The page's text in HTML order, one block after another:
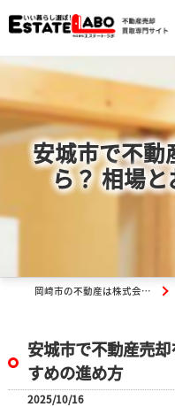
安城市で不動
ら？ 相場
岡崎市の不動産は株式会社エステート・ラボ
安城市で不動産売
すめの進め方
2025/10/16